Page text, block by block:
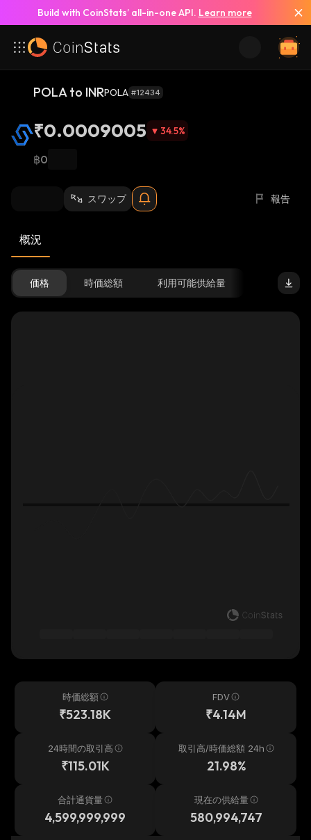
Build with CoinStats’ all-in-one API. Learn more
POLA to INRPOLA #12434
₹0.0009005 34.5%
฿0
スワップ 報告
概況
価格 時価総額 利用可能供給量
時価総額
₹523.18K
FDV
₹4.14M
24時間の取引高
₹115.01K
取引高/時価総額 24h
21.98%
合計通貨量
4,599,999,999
現在の供給量
580,994,747